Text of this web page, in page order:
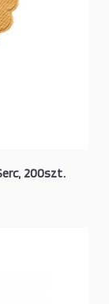
200szt.